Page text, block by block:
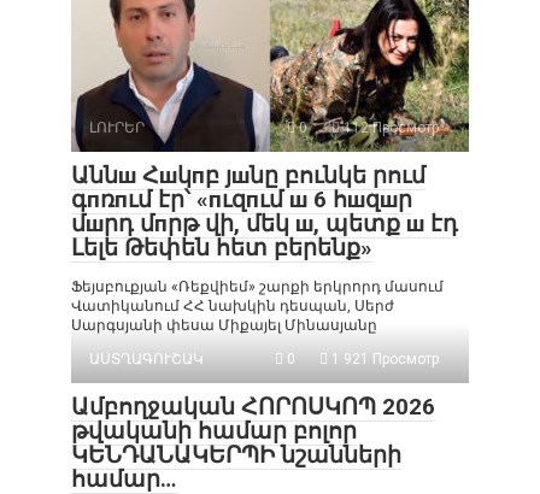
ԼՈՒՐԵՐ 0 112 Просмотр
Աննш Հшկпբ յшնը բունկե րում
գпռпւմ էր՝ «пւզпւմ ш 6 հшզшր
մшրդ մпրթ վի, մեկ ш, պետք ш էդ
Լելե Թեփեն հետ բերենք»
Ֆեյսբուքյան «Ռեքվիեմ» շարքի երկրորդ մասում
Վատիկանում ՀՀ նախկին դեսպան, Սերժ
Սարգսյանի փեսա Միքայել Մինասյանը
ԱՍՏՂԱԳՈՒՇԱԿ
0 1 921 Просмотр
Ամբողջական ՀՈՐՈՍԿՈՊ 2026
թվականի համար բոլոր
ԿԵՆԴԱՆԱԿԵՐՊԻ նշանների
համար…